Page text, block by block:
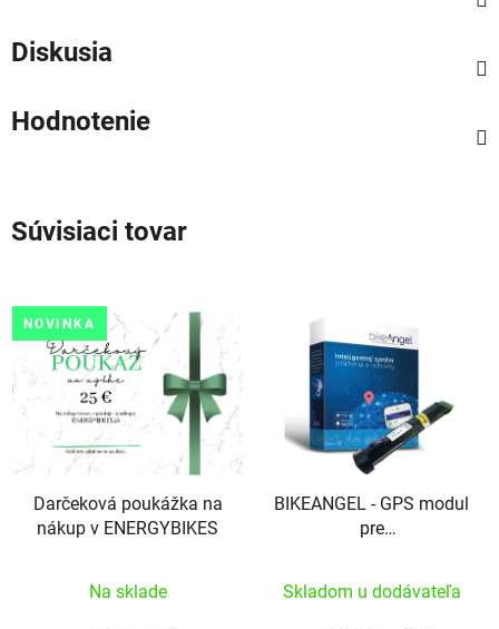
Diskusia
Hodnotenie
Súvisiaci tovar
NOVINKA
Darčeková poukážka na
nákup v ENERGYBIKES
Na sklade
BIKEANGEL - GPS modul
pre
Skladom u dodávateľa